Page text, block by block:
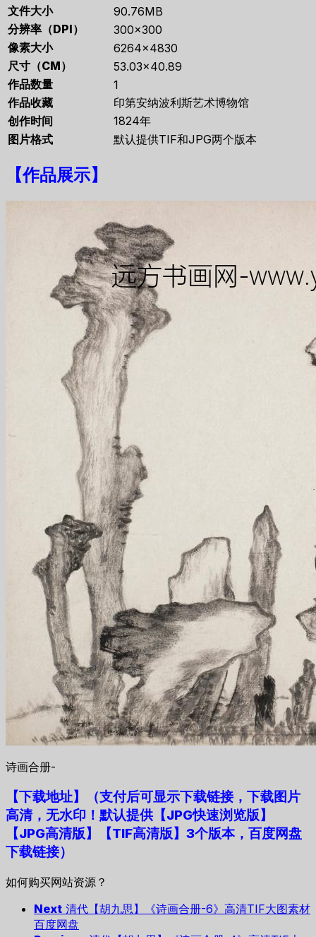
文件大小
90.76MB
分辨率（DPI）
300×300
像素大小
6264×4830
尺寸（CM）
53.03×40.89
作品数量
1
作品收藏
印第安纳波利斯艺术博物馆
创作时间
1824年
图片格式
默认提供TIF和JPG两个版本
【作品展示】
诗画合册-
【下载地址】
（支付后可显示下载链接，下载图片
高清，无水印！默认提供【JPG快速浏览版】
【JPG高清版】【TIF高清版】3个版本，百度网盘
下载链接）
如何购买网站资源？
Next 清代【胡九思】《诗画合册-6》高清TIF大图素材
百度网盘